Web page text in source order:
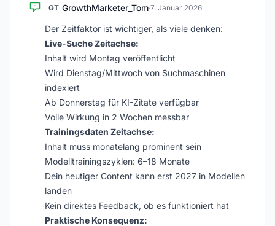
GT GrowthMarketer_Tom·7. Januar 2026
Der Zeitfaktor ist wichtiger, als viele denken:
Live-Suche Zeitachse:
Inhalt wird Montag veröffentlicht
Wird Dienstag/Mittwoch von Suchmaschinen
indexiert
Ab Donnerstag für KI-Zitate verfügbar
Volle Wirkung in 2 Wochen messbar
Trainingsdaten Zeitachse:
Inhalt muss monatelang prominent sein
Modelltrainingszyklen: 6–18 Monate
Dein heutiger Content kann erst 2027 in Modellen
landen
Kein direktes Feedback, ob es funktioniert hat
Praktische Konsequenz: